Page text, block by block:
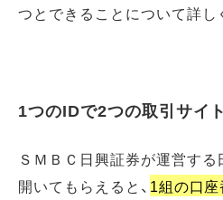
つとできることについて詳し
1つのIDで2つの取引サイ
ＳＭＢＣ日興証券が運営す
開いてもらえると、 1組の口座